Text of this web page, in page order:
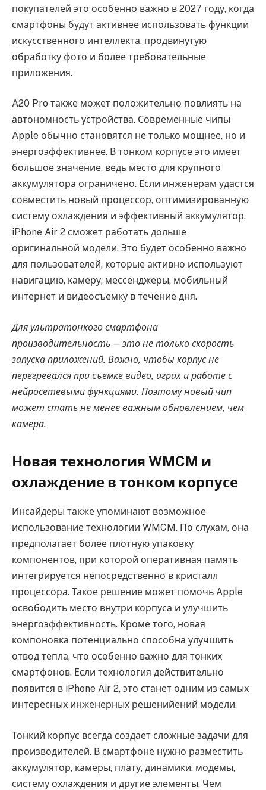
покупателей это особенно важно в 2027 году, когда
смартфоны будут активнее использовать функции
искусственного интеллекта, продвинутую
обработку фото и более требовательные
приложения.
A20 Pro также может положительно повлиять на
автономность устройства. Современные чипы
Apple обычно становятся не только мощнее, но и
энергоэффективнее. В тонком корпусе это имеет
большое значение, ведь место для крупного
аккумулятора ограничено. Если инженерам удастся
совместить новый процессор, оптимизированную
систему охлаждения и эффективный аккумулятор,
iPhone Air 2 сможет работать дольше
оригинальной модели. Это будет особенно важно
для пользователей, которые активно используют
навигацию, камеру, мессенджеры, мобильный
интернет и видеосъемку в течение дня.
Для ультратонкого смартфона
производительность — это не только скорость
запуска приложений. Важно, чтобы корпус не
перегревался при съемке видео, играх и работе с
нейросетевыми функциями. Поэтому новый чип
может стать не менее важным обновлением, чем
камера.
Новая технология WMCM и
охлаждение в тонком корпусе
Инсайдеры также упоминают возможное
использование технологии WMCM. По слухам, она
предполагает более плотную упаковку
компонентов, при которой оперативная память
интегрируется непосредственно в кристалл
процессора. Такое решение может помочь Apple
освободить место внутри корпуса и улучшить
энергоэффективность. Кроме того, новая
компоновка потенциально способна улучшить
отвод тепла, что особенно важно для тонких
смартфонов. Если технология действительно
появится в iPhone Air 2, это станет одним из самых
интересных инженерных решенийений модели.
Тонкий корпус всегда создает сложные задачи для
производителей. В смартфоне нужно разместить
аккумулятор, камеры, плату, динамики, модемы,
систему охлаждения и другие элементы. Чем